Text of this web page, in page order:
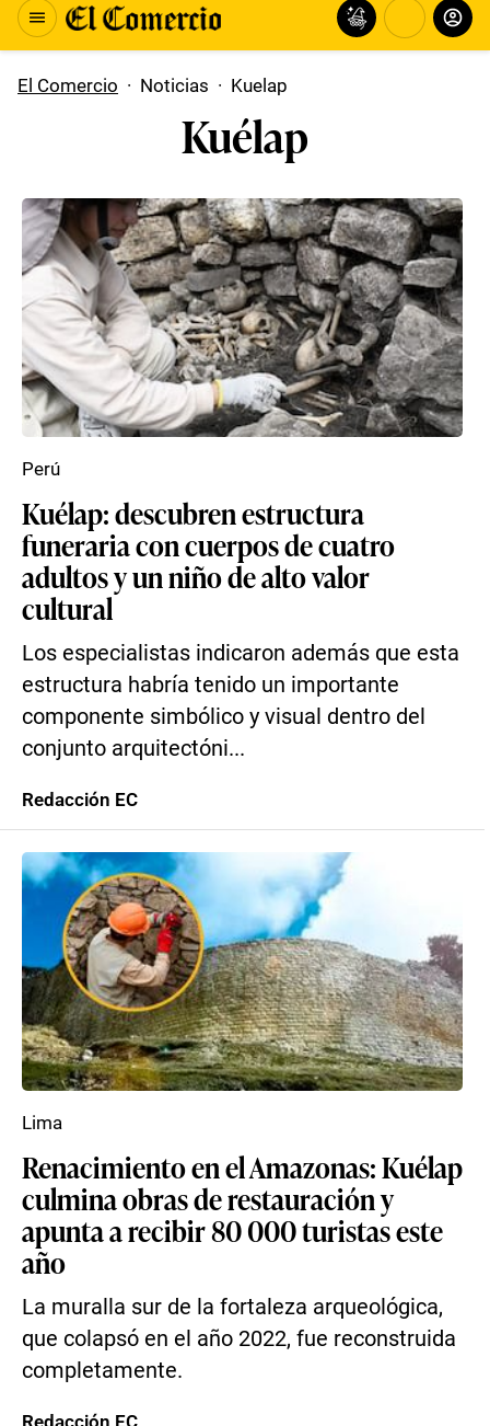
El Comercio · Noticias · Kuelap
Kuélap
Kuélap: descubren estructura
funeraria con cuerpos de cuatro
adultos y un niño de alto valor
cultural
Los especialistas indicaron además que esta
estructura habría tenido un importante
componente simbólico y visual dentro del
conjunto arquitectóni...
Perú
Redacción EC
Renacimiento en el Amazonas: Kuélap
culmina obras de restauración y
apunta a recibir 80 000 turistas este
año
La muralla sur de la fortaleza arqueológica,
que colapsó en el año 2022, fue reconstruida
completamente.
Lima
Redacción EC